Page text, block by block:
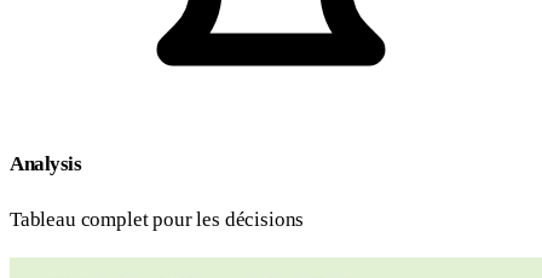
Analysis
Tableau complet pour les décisions